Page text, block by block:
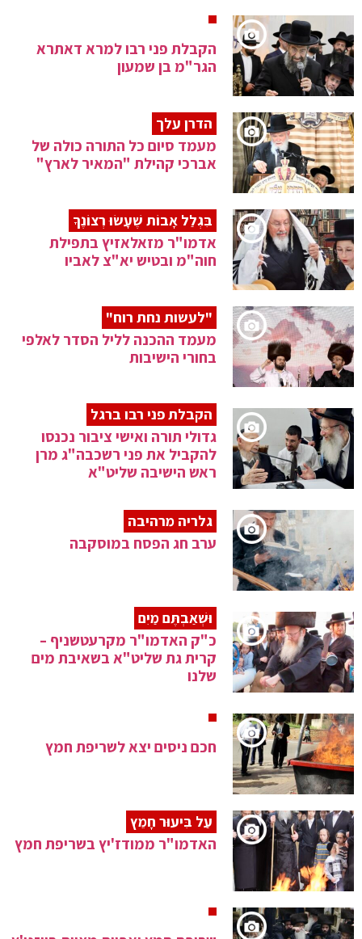
הקבלת פני רבו למרא דאתרא
הגר"מ בן שמעון
הדרן עלך
מעמד סיום כל התורה כולה של
אברכי קהילת "המאיר לארץ"
בִּגְלַל אָבוֹת שֶׁעָשׂוּ רְצוֹנֶךָ
אדמו"ר מזאלאזיץ בתפילת
חוה"מ ובטיש יא"צ לאביו
"לעשות נחת רוח"
מעמד ההכנה לליל הסדר לאלפי
בחורי הישיבות
הקבלת פני רבו ברגל
גדולי תורה ואישי ציבור נכנסו
להקביל את פני רשכבה"ג מרן
ראש הישיבה שליט"א
גלריה מרהיבה
ערב חג הפסח במוסקבה
וּשְׁאַבְתֶּם מַיִם
כ"ק האדמו"ר מקרעטשניף –
קרית גת שליט"א בשאיבת מים
שלנו
חכם ניסים יצא לשריפת חמץ
עַל בִּיעוּר חָמֵץ
האדמו"ר ממודז'יץ בשריפת חמץ